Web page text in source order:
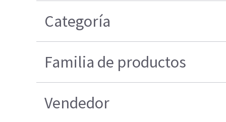
Categoría
Familia de productos
Vendedor